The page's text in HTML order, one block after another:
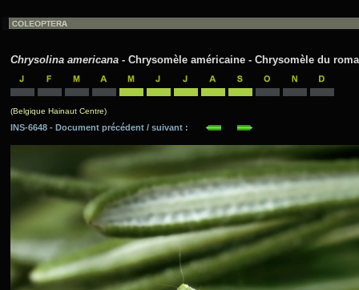
Chrysolina americana - Chrysomèle américaine - Chrysomèle du
(Belgique Hainaut Centre)
INS-6648 - Document précédent / suivant :